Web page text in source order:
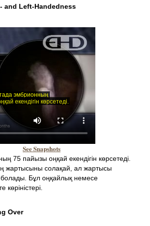
and Left-Handedness
See Snapshots
75 пайызы оңқай екендігін көрсетеді.
жартысыны солақай, ал жартысы
Бұл оңқайлық немесе
Over